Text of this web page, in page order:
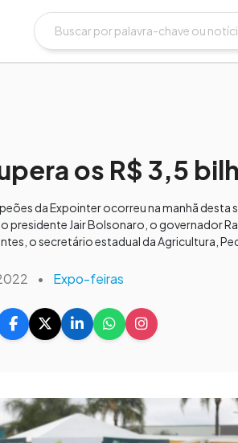
os R$ 3,5
da Expointer ocorreu na manhã desta
presidente Jair Bolsonaro, o governador
o secretário estadual da Agricultura,
• Expo-feiras